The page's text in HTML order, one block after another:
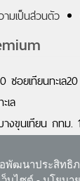
ามเป็นส่วนตัว
ซอยเทียนทะเล
เล
งขุนเทียน กทม.
อพัฒนาประสิท